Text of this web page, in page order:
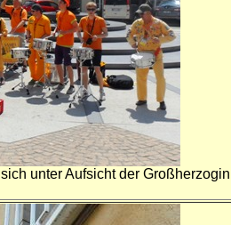
unter Aufsicht der